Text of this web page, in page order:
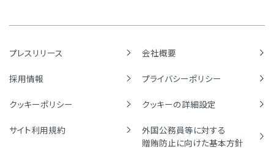
プレスリリース 会社概要
採用情報 プライバシーポリシー
クッキーポリシー クッキーの詳細設定
サイト利用規約
外国公務員等に対する
贈賄防止に向けた基本方針